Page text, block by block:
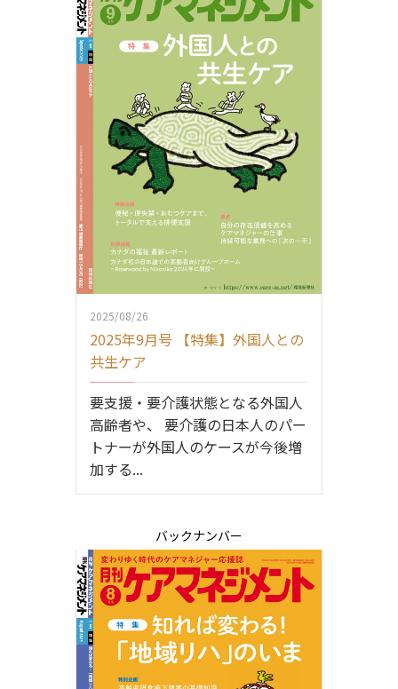
2025/08/26
2025年9月号 【特集】外国人との
共生ケア
要支援・要介護状態となる外国人
高齢者や、 要介護の日本人のパー
トナーが外国人のケースが今後増
加する...
バックナンバー